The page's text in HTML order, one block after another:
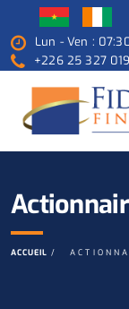
Lun - Ven :
+226 25 327
ACCUEIL